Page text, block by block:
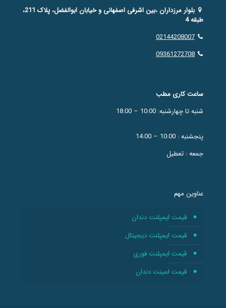
بلوار مرزداران ،بین اشرفی اصفهانی و خیابان ابوالفضل، پلاک 211،
طبقه 4
02144208007
09361272708
ساعت کاری مطب
شنبه تا چهارشنبه: 10:00 – 18:00
پنجشنبه : 10:00 – 14:00
جمعه : تعطیل
عناوین مهم
قیمت ایمپلنت دندان
قیمت ایمپلنت دیجیتال
قیمت ایمپلنت فوری
قیمت لمینت دندان